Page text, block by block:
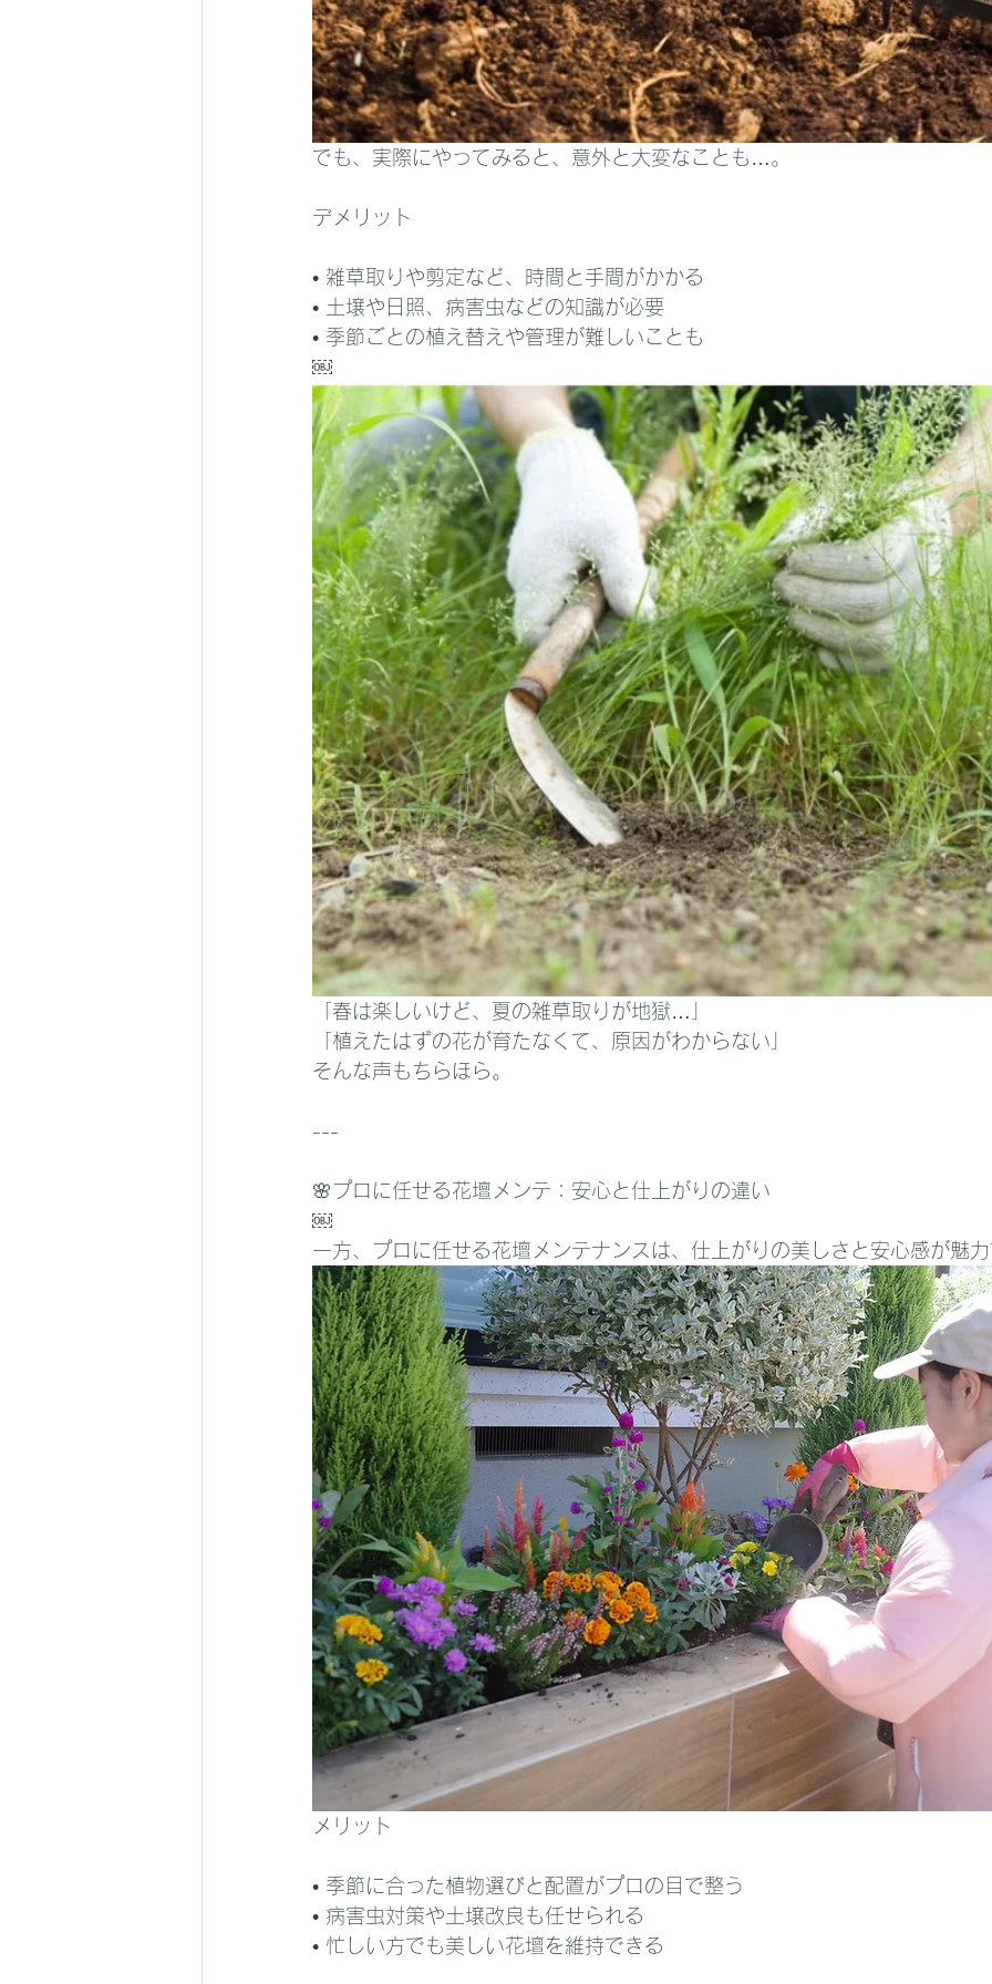
でも、実際にやってみると、意外と大変なことも…。
デメリット
• 雑草取りや剪定など、時間と手間がかかる
• 土壌や日照、病害虫などの知識が必要
• 季節ごとの植え替えや管理が難しいことも
￼
「春は楽しいけど、夏の雑草取りが地獄…」
「植えたはずの花が育たなくて、原因がわからない」
そんな声もちらほら。
---
🌸プロに任せる花壇メンテ：安心と仕上がりの違い
￼
一方、プロに任せる花壇メンテナンスは、仕上がりの美しさと安心感が魅
メリット
• 季節に合った植物選びと配置がプロの目で整う
• 病害虫対策や土壌改良も任せられる
• 忙しい方でも美しい花壇を維持できる